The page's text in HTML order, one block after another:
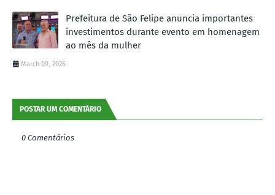
Prefeitura de São Felipe anuncia importantes
investimentos durante evento em homenagem
ao mês da mulher
March 09, 2026
POSTAR UM COMENTÁRIO
0 Comentários